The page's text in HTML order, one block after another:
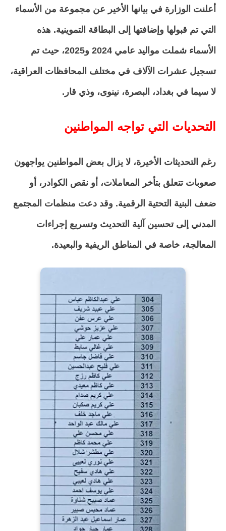
أعلنت الوزارة في بيانها الأخير عن مجموعة من الأسماء
التي تم قبولها وإضافتها إلى البطاقة التموينية. هذه
الأسماء شملت مواليد عامي 2024 و2025، حيث تم
تسجيل عشرات الآلاف في مختلف المحافظات العراقية،
لا سيما في بغداد، البصرة، نينوى، وذي قار.
التحديات التي تواجه المواطنين
رغم التحديثات الأخيرة، لا يزال بعض المواطنين يواجهون
صعوبات تتعلق بتأخر المعاملات، أو نقص الكوادر، أو
ضعف البنية التحتية الرقمية. وقد دعت منظمات المجتمع
المدني إلى تحسين آلية التحديث وتسريع إجراءات
المعالجة، خاصة في المناطق الريفية والبعيدة.